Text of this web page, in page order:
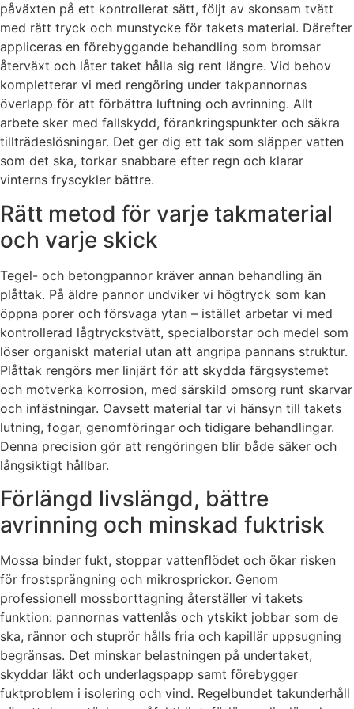
påväxten på ett kontrollerat sätt, följt av skonsam tvätt
med rätt tryck och munstycke för takets material. Därefter
appliceras en förebyggande behandling som bromsar
återväxt och låter taket hålla sig rent längre. Vid behov
kompletterar vi med rengöring under takpannornas
överlapp för att förbättra luftning och avrinning. Allt
arbete sker med fallskydd, förankringspunkter och säkra
tillträdeslösningar. Det ger dig ett tak som släpper vatten
som det ska, torkar snabbare efter regn och klarar
vinterns fryscykler bättre.
Rätt metod för varje takmaterial
och varje skick
Tegel- och betongpannor kräver annan behandling än
plåttak. På äldre pannor undviker vi högtryck som kan
öppna porer och försvaga ytan – istället arbetar vi med
kontrollerad lågtryckstvätt, specialborstar och medel som
löser organiskt material utan att angripa pannans struktur.
Plåttak rengörs mer linjärt för att skydda färgsystemet
och motverka korrosion, med särskild omsorg runt skarvar
och infästningar. Oavsett material tar vi hänsyn till takets
lutning, fogar, genomföringar och tidigare behandlingar.
Denna precision gör att rengöringen blir både säker och
långsiktigt hållbar.
Förlängd livslängd, bättre
avrinning och minskad fuktrisk
Mossa binder fukt, stoppar vattenflödet och ökar risken
för frostsprängning och mikro­sprickor. Genom
professionell mossborttagning återställer vi takets
funktion: pannornas vattenlås och ytskikt jobbar som de
ska, rännor och stuprör hålls fria och kapillär uppsugning
begränsas. Det minskar belastningen på undertaket,
skyddar läkt och underlagspapp samt förebygger
fuktproblem i isolering och vind. Regelbundet takunderhåll